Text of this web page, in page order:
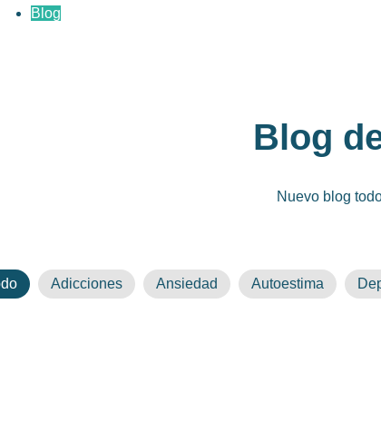
Blog
Blog
Nuevo blog
Adicciones Ansiedad Autoestima